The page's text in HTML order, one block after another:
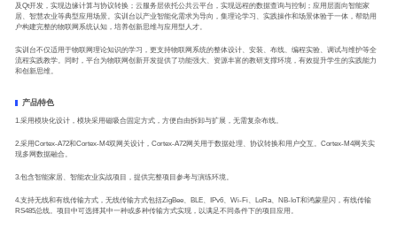
及Qt开发，实现边缘计算与协议转换；云服务层依托公共云平台，实现远程的数据查询与控制；应用层面向智能家
居、智慧农业等典型应用场景。实训台以产业智能化需求为导向，集理论学习、实践操作和场景体验于一体，帮助用
户构建完整的物联网系统认知，培养创新思维与应用型人才。
实训台不仅适用于物联网理论知识的学习，更支持物联网系统的整体设计、安装、布线、编程实验、调试与维护等全
流程实践教学。同时，平台为物联网创新开发提供了功能强大、资源丰富的教研支撑环境，有效提升学生的实践能力
和创新思维。
产品特色
1.采用模块化设计，模块采用磁吸合固定方式，方便自由拆卸与扩展，无需复杂布线。
2.采用Cortex-A72和Cortex-M4双网关设计，Cortex-A72网关用于数据处理、协议转换和用户交互。Cortex-M4网关实
现多网数据融合。
3.包含智能家居、智能农业实战项目，提供完整项目参考与演练环境。
4.支持无线和有线传输方式，无线传输方式包括ZigBee、BLE、IPv6、Wi-Fi、LoRa、NB-IoT和鸿蒙星闪，有线传输
RS485总线。项目中可选择其中一种或多种传输方式实现，以满足不同条件下的项目应用。